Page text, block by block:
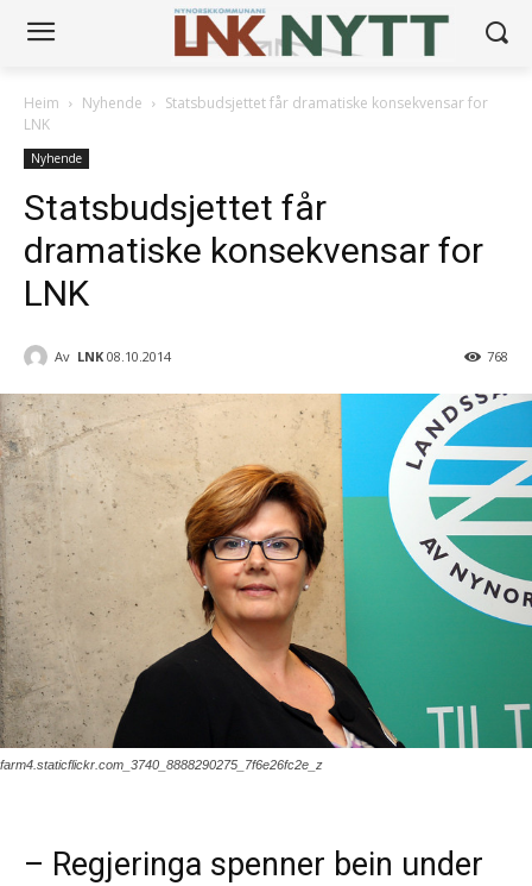
Heim Nyhende
Statsbudsjettet får dramatiske konsekvensar for
LNK
Nyhende
Statsbudsjettet får
dramatiske konsekvensar for
LNK
Av LNK 08.10.2014 768
farm4.staticflickr.com_3740_8888290275_7f6e26fc2e_z
– Regjeringa spenner bein under